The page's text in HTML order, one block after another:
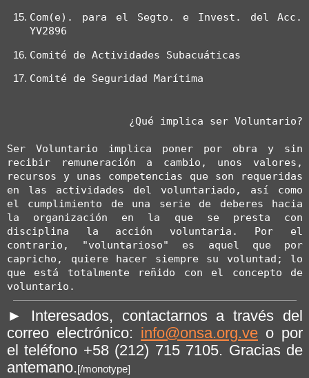
Com(e). para el Segto. e Invest. del Acc.
YV2896
Comité de Actividades Subacuáticas
Comité de Seguridad Marítima
¿Qué implica ser Voluntario?
Ser Voluntario implica poner por obra y sin
recibir remuneración a cambio, unos valores,
recursos y unas competencias que son requeridas
en las actividades del voluntariado, así como
el cumplimiento de una serie de deberes hacia
la organización en la que se presta con
disciplina la acción voluntaria. Por el
contrario, "voluntarioso" es aquel que por
capricho, quiere hacer siempre su voluntad; lo
que está totalmente reñido con el concepto de
voluntario.
► Interesados, contactarnos a través del
correo electrónico: info@onsa.org.ve o por
el teléfono +58 (212) 715 7105. Gracias de
antemano. [/monotype]